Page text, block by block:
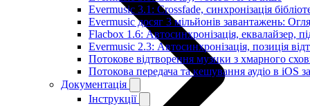
Evermusic 3.1: Crossfade, синхронізація
Evermusic досяг 3 мільйонів завантажень:
Flacbox 1.6: Автосинхронізація, еквалайзер,
Evermusic 2.3: Автосинхронізація, позиція
Потокове відтворення музики з хмарного
Потокова передача та кешування аудіо в iOS
Документація
Інструкції